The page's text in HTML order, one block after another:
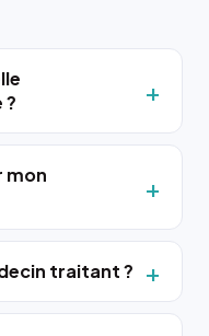
?
mon
traitant ?